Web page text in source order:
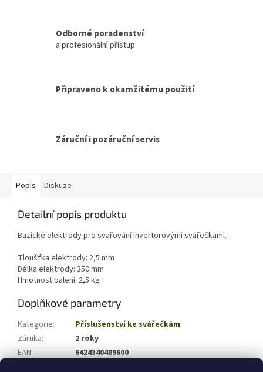
Odborné poradenství
a profesionální přístup
Připraveno k okamžitému použití
Záruční i pozáruční servis
Popis Diskuze
Detailní popis produktu
Bazické elektrody pro svařování invertorovými svářečkami.
Tloušťka elektrody: 2,5 mm
Délka elektrody: 350 mm
Hmotnost balení: 2,5 kg
Doplňkové parametry
Kategorie:
Příslušenství ke svářečkám
Záruka:
2 roky
EAN:
6424340489600